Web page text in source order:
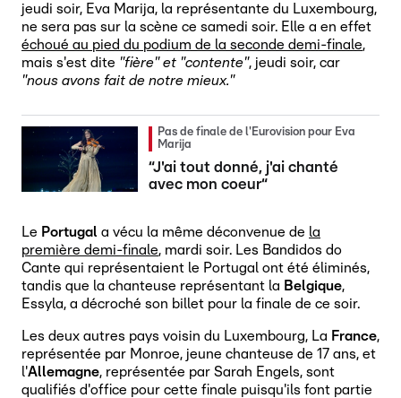
jeudi soir, Eva Marija, la représentante du Luxembourg,
ne sera pas sur la scène ce samedi soir. Elle a en effet
échoué au pied du podium de la seconde demi-finale,
mais s'est dite "fière" et "contente", jeudi soir, car
"nous avons fait de notre mieux."
Pas de finale de l'Eurovision pour Eva
Marija
“J'ai tout donné, j'ai chanté
avec mon coeur“
Le Portugal a vécu la même déconvenue de la
première demi-finale, mardi soir. Les Bandidos do
Cante qui représentaient le Portugal ont été éliminés,
tandis que la chanteuse représentant la Belgique,
Essyla, a décroché son billet pour la finale de ce soir.
Les deux autres pays voisin du Luxembourg, La France,
représentée par Monroe, jeune chanteuse de 17 ans, et
l'Allemagne, représentée par Sarah Engels, sont
qualifiés d'office pour cette finale puisqu'ils font partie